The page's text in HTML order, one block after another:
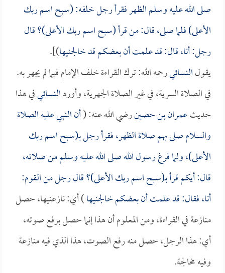
صلى الله عليه وسلم الظهر فقرأ رجل خلفه: (سبح اسم ربك
الأعلى) فلما صلى، قال: من قرأ (سبح اسم ربك الأعلى)؟ قال
رجل: أنا، قال: قد علمت أن بعضكم قد خالجنيها)].
يقولالنسائيرحمه الله: ترك القراءة خلف الإمام فيما لم يجهر به.
في الصلاة السرية، في غير الصلاة الجهرية، وأوردالنسائيفي هذا
حديثعمران بن حصينرضي الله عنه: (أن النبي عليه الصلاة
والسلام صلى بهم صلاة الظهر، فقرأ رجل بـ(سبح اسم ربك
الأعلى)، ولما فرغ رسول الله صلى الله عليه وسلم من صلاته،
قال: أيكم قرأ بـ(سبح اسم ربك الأعلى)؟ قال رجل من القوم:
أنا، فقال: قد علمت أن بعضكم خالجنيها) أي: نازعنيها، حصل
منازعة في القراءة، ومن المعلوم أن هذا إنما حصل برفع صوته،
أي: هذا الرجل، حصل منه رفع الصوت، هذا الذي فيه منازعة
وفيه مخالجة.